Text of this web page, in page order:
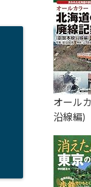
オール
沿線編)